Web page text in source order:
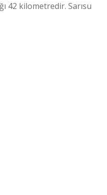
42 kilometredir. Sarısu